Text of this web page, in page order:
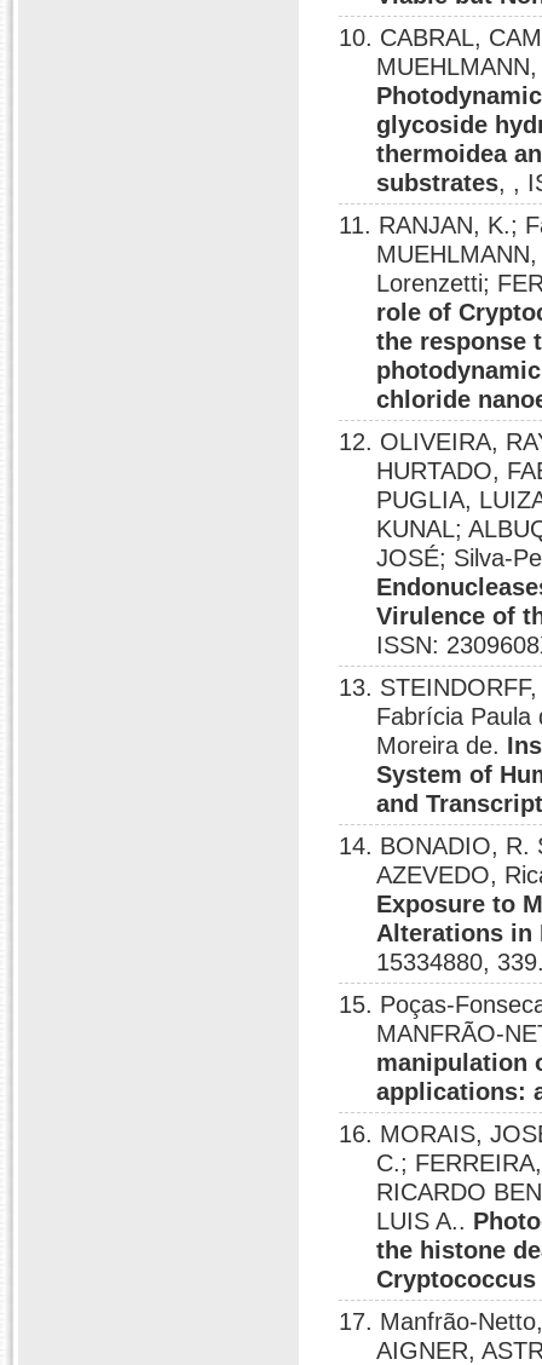
10. CABRAL,
glycoside
thermoidea
substrates, ,
11. RANJAN, K.;
Lorenzetti;
role of
the response
chloride
12. OLIVEIRA,
HURTADO,
PUGLIA,
KUNAL;
JOSÉ; Silva-
Virulence of
ISSN:
13.
Fabrícia Paula
Moreira de.
System of
and
14. BONADIO, R.
AZEVEDO,
Exposure to
Alterations in
15334880,
15. Poças-
MANFRÃO-
manipulation
applications:
16. MORAIS,
C.;
RICARDO
LUIS A..
the histone
17. Manfrão-
AIGNER,